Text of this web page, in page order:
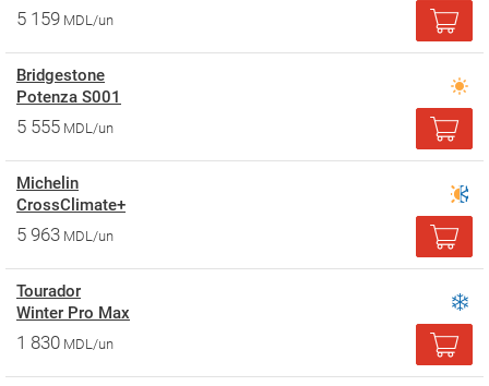
5 159 MDL/un
Bridgestone
Potenza S001
5 555 MDL/un
Michelin
CrossClimate+
5 963 MDL/un
Tourador
Winter Pro Max
1 830 MDL/un